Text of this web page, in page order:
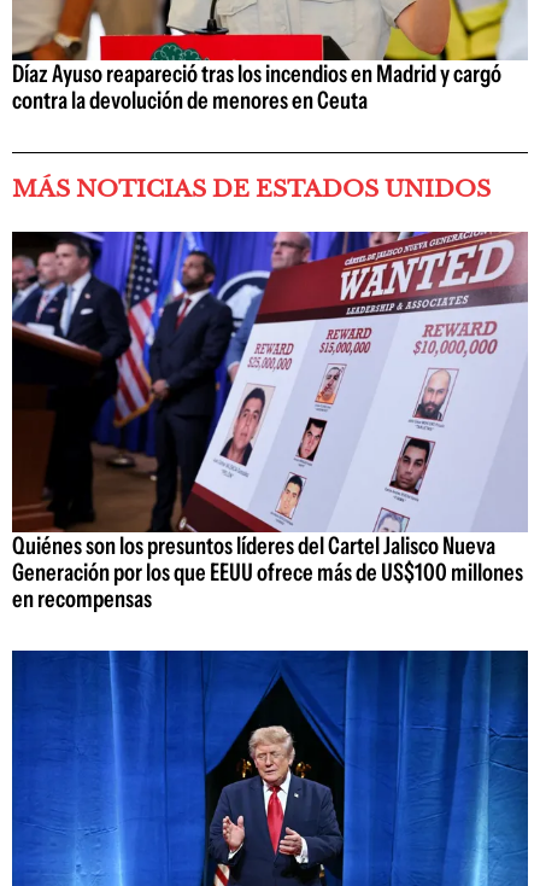
Díaz Ayuso reapareció tras los incendios en Madrid y cargó
contra la devolución de menores en Ceuta
MÁS NOTICIAS DE ESTADOS UNIDOS
Quiénes son los presuntos líderes del Cartel Jalisco Nueva
Generación por los que EEUU ofrece más de US$100 millones
en recompensas